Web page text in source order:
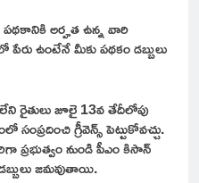
పథకానికి అర్హత ఉన్న వారి
ఉంటేనే మీకు పథకం డబ్బులు
రైతులు జూలై 13వ తేదీలోపు
గ్రీవెన్స్ పెట్టుకోవచ్చు.
ప్రభుత్వం నుండి పీఎం కిసాన్
జమవుతాయి.